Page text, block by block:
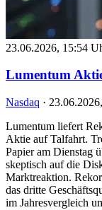
23.06.2026, 15:54
Lumentum
Nasdaq ·
Lumentum liefert
Aktie auf Talfahrt.
Papier am Dienstag
skeptisch auf die
Marktreaktion.
das dritte
im Jahresvergleich